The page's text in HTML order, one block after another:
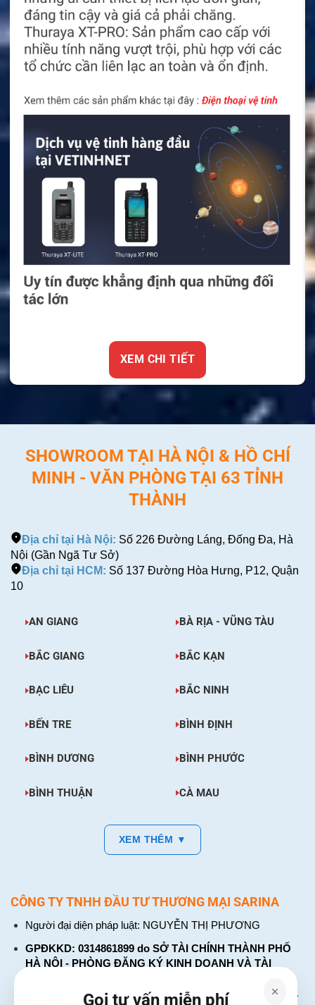
XEM CHI TIẾT
SHOWROOM TẠI HÀ NỘI & HỒ CHÍ
MINH - VĂN PHÒNG TẠI 63 TỈNH
THÀNH
Địa chỉ tại Hà Nội: Số 226 Đường Láng, Đống Đa, Hà
Nội (Gần Ngã Tư Sở)
Địa chỉ tại HCM: Số 137 Đường Hòa Hưng, P12, Quận
10
AN GIANG BÀ RỊA - VŨNG TÀU
BẮC GIANG BẮC KẠN
BẠC LIÊU BẮC NINH
BẾN TRE BÌNH ĐỊNH
BÌNH DƯƠNG BÌNH PHƯỚC
BÌNH THUẬN CÀ MAU
XEM THÊM ▼
CÔNG TY TNHH ĐẦU TƯ THƯƠNG MẠI SARINA
Người đại diện pháp luật: NGUYỄN THỊ PHƯƠNG
GPĐKKD: 0314861899 do SỞ TÀI CHÍNH THÀNH PHỐ
HÀ NỘI - PHÒNG ĐĂNG KÝ KINH DOANH VÀ TÀI
tháng 01 năm 2018. Đăng ký thay đổi lần thứ: 4, ngày 31
Gọi tư vấn miễn phí